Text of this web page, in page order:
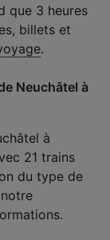
que 3 heures
billets et
.
Neuchâtel à
à
21 trains
du type de